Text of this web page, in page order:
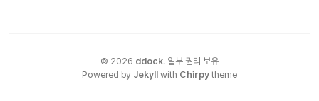
© 2026 ddock. 일부 권리 보유
Powered by Jekyll with Chirpy theme